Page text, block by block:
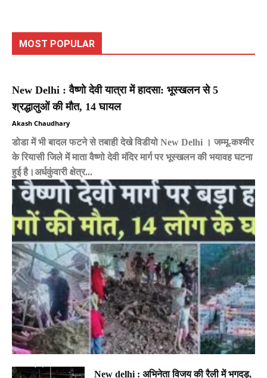
MOST POPULAR
New Delhi : वैष्णो देवी यात्रा में हादसा: भूस्खलन से 5
श्रद्धालुओं की मौत, 14 घायल
Akash Chaudhary
डोडा में भी बादल फटने से तबाही देखे विडीयो New Delhi । जम्मू-कश्मीर
के रियासी जिले में माता वैष्णो देवी मंदिर मार्ग पर भूस्खलन की भयावह घटना
हुई है।अर्धकुंवारी क्षेत्र...
New delhi : अभिनेता विजय की रैली में भगदड़,